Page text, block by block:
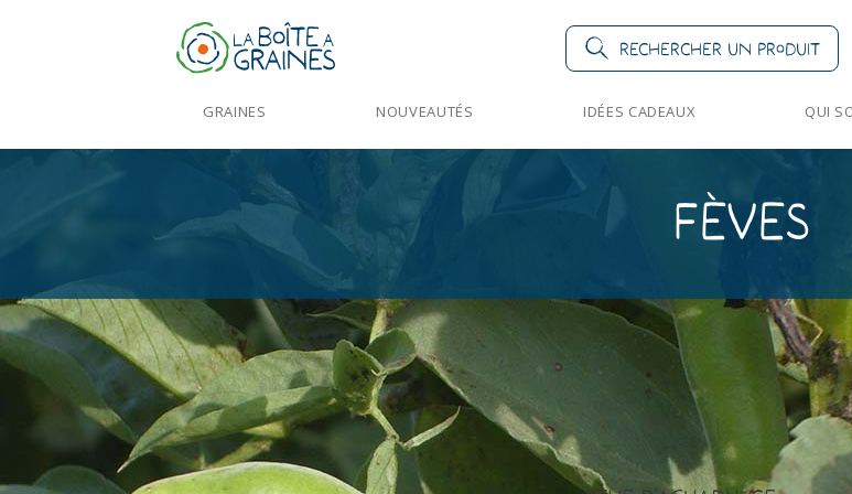
Rechercher un produit
GRAINES NOUVEAUTÉS IDÉES CADEAUX QUI
Fèves
Accueil > Fèves